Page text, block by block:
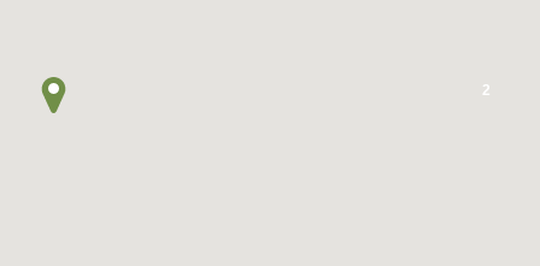
2